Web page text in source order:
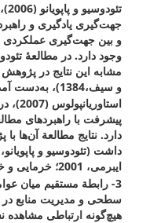
جهت‌گیری یادگیری و
و بین جهت‌گیری عملکردی
وجود دارد. در مطالعۀ
و سیف،1384)، به‌دست آمد.
پیشرفت با راهبردهای
دارد. نتایج مطالعة آن‌ها
ایبرمی، 2001؛ خرمایی و خیر، 1385؛ جهانی‌ملکی، 1387).
3- رابطة مستقیم میان عوامل
سطحی و مدیریت منابع در
هیچ‌گونه ارتباطی مشاهده